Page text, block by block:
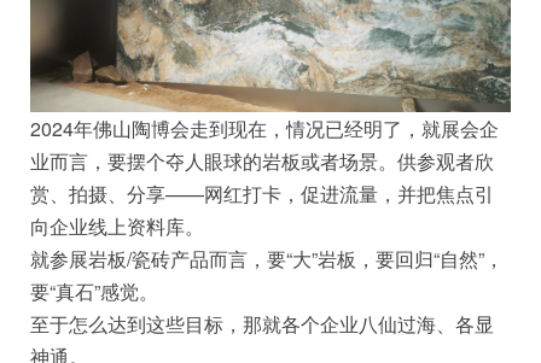
2024年佛山陶博会走到现在，情况已经明了，就展会企
业而言，要摆个夺人眼球的岩板或者场景。供参观者欣
赏、拍摄、分享——网红打卡，促进流量，并把焦点引
向企业线上资料库。
就参展岩板/瓷砖产品而言，要“大”岩板，要回归“自然”，
要“真石”感觉。
至于怎么达到这些目标，那就各个企业八仙过海、各显
神通。